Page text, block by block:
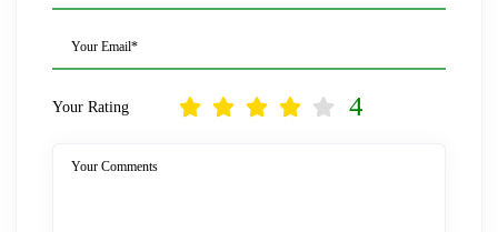
Your Email*
Your Rating 4
Your Comments